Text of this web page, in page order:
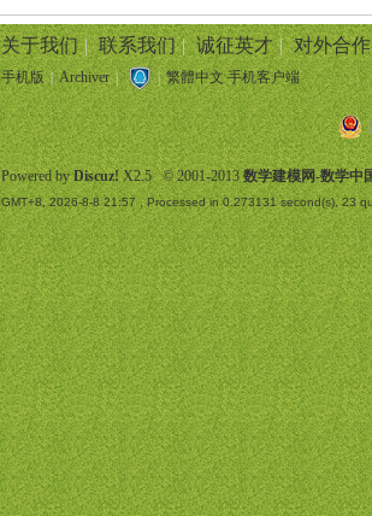
关于我们 | 联系我们 | 诚征英才 | 对外合作
手机版 | Archiver | | 繁體中文 手机客户端
Powered byDiscuz! X2.5© 2001-2013数学建模网-数学中
GMT+8, 2026-8-8 21:57, Processed in 0.273131 second(s), 23